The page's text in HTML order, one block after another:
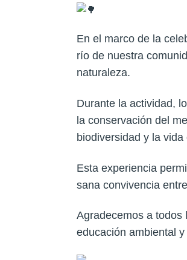
En el marco de la
río de nuestra
naturaleza.
Durante la actividad,
la conservación del
biodiversidad y la
Esta experiencia
sana convivencia
Agradecemos a todos
educación ambiental